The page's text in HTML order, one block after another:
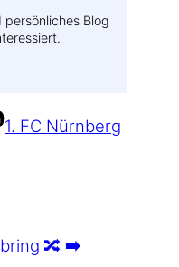
Blog
1. FC Nürnberg
🔀 ➡️